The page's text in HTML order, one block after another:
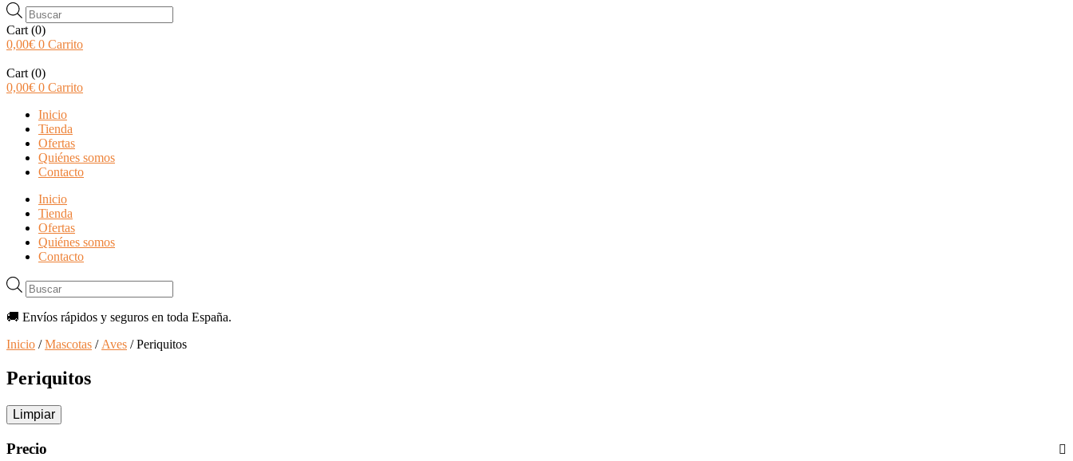
Búsqueda
de
productos
Cart (0)
0,00€ 0 Carrito
Cart (0)
0,00€ 0 Carrito
Inicio
Tienda
Ofertas
Quiénes somos
Contacto
Inicio
Tienda
Ofertas
Quiénes somos
Contacto
Búsqueda
de
productos
🚚 Envíos rápidos y seguros en toda España.
Inicio /Mascotas / Aves / Periquitos
Periquitos
Limpiar
Precio